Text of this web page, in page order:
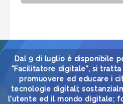
Dal 9 di luglio è disponibile
"Facilitatore digitale", si
promuovere ed educare i
tecnologie digitali;
l'utente ed il mondo digitale;